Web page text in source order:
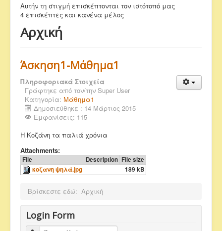
Αυτήν τη στιγμή επισκέπτονται τον ιστότοπό μας
4 επισκέπτες και κανένα μέλος
Αρχική
Άσκηση1-Μάθημα1
Πληροφοριακά Στοιχεία
Γράφτηκε από τον/την Super User
Κατηγορία: Μάθημα1
Δημοσιεύθηκε : 14 Μάρτιος 2015
Εμφανίσεις: 115
Η Κοζάνη τα παλιά χρόνια
Attachments:
File Description File size
κοζανη ψηλά.jpg
189 kB
Βρίσκεστε εδώ: Αρχική
Login Form